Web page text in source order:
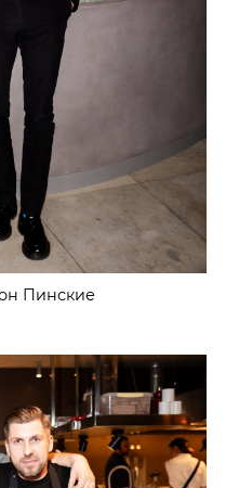
Пинские